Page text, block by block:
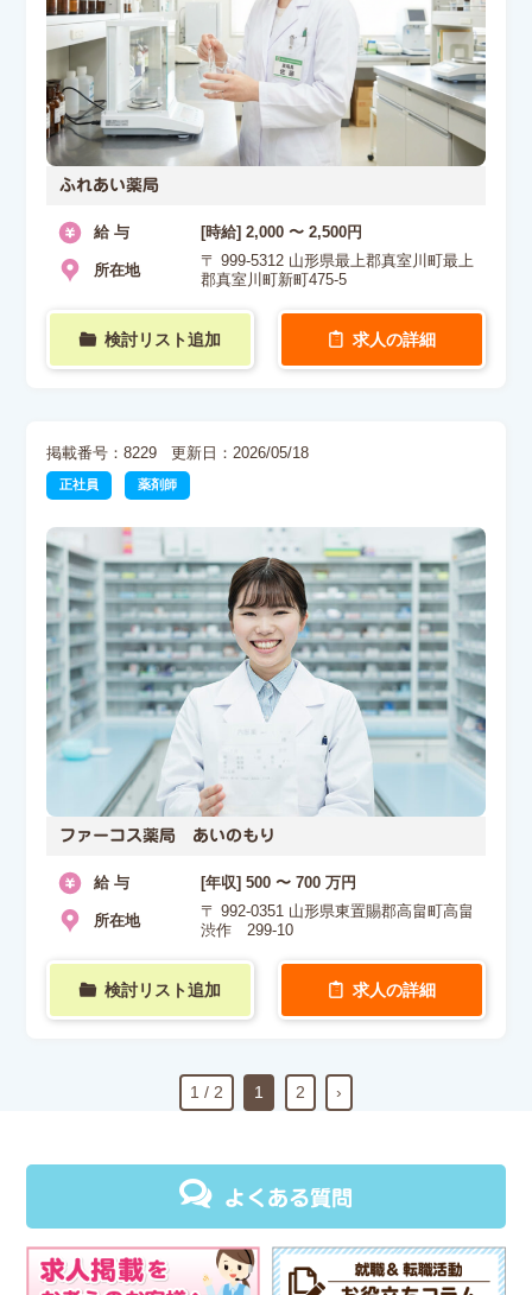
ふれあい薬局
給 与 [時給] 2,000 〜 2,500円
所在地
〒 999-5312 山形県最上郡真室川町最上
郡真室川町新町475-5
検討リスト追加 求人の詳細
掲載番号：8229 更新日：2026/05/18
正社員 薬剤師
ファーコス薬局 あいのもり
給 与 [年収] 500 〜 700 万円
所在地
〒 992-0351 山形県東置賜郡高畠町高畠
渋作 299-10
検討リスト追加 求人の詳細
1 / 2 1 2 ›
よくある質問